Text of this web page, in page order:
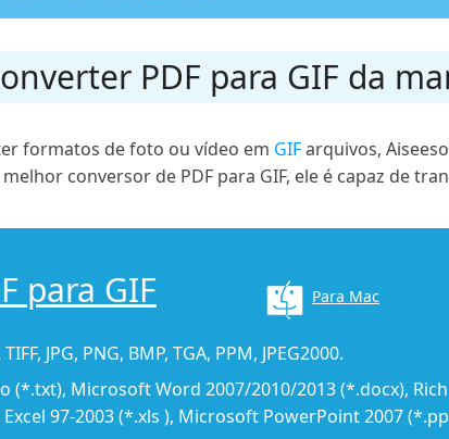
PDF para GIF da
formatos de foto ou vídeo em GIFarquivos,
conversor de PDF para GIF, ele é capaz de
para GIF Para Mac
JPG, PNG, BMP, TGA, PPM, JPEG2000.
(*.txt), Microsoft Word 2007/2010/2013 (*.docx),
97-2003 (*.xls ), Microsoft PowerPoint 2007